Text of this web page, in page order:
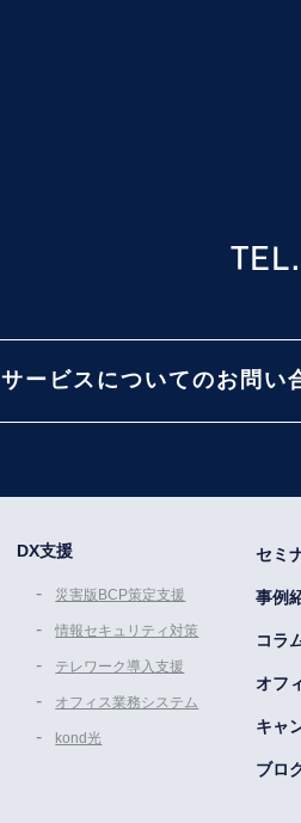
TEL.
サービスについてのお問い
DX支援
災害版BCP策定支援
情報セキュリティ対策
テレワーク導入支援
オフィス業務システム
kond光
セミ
事例
コラ
オフ
キャ
ブロ